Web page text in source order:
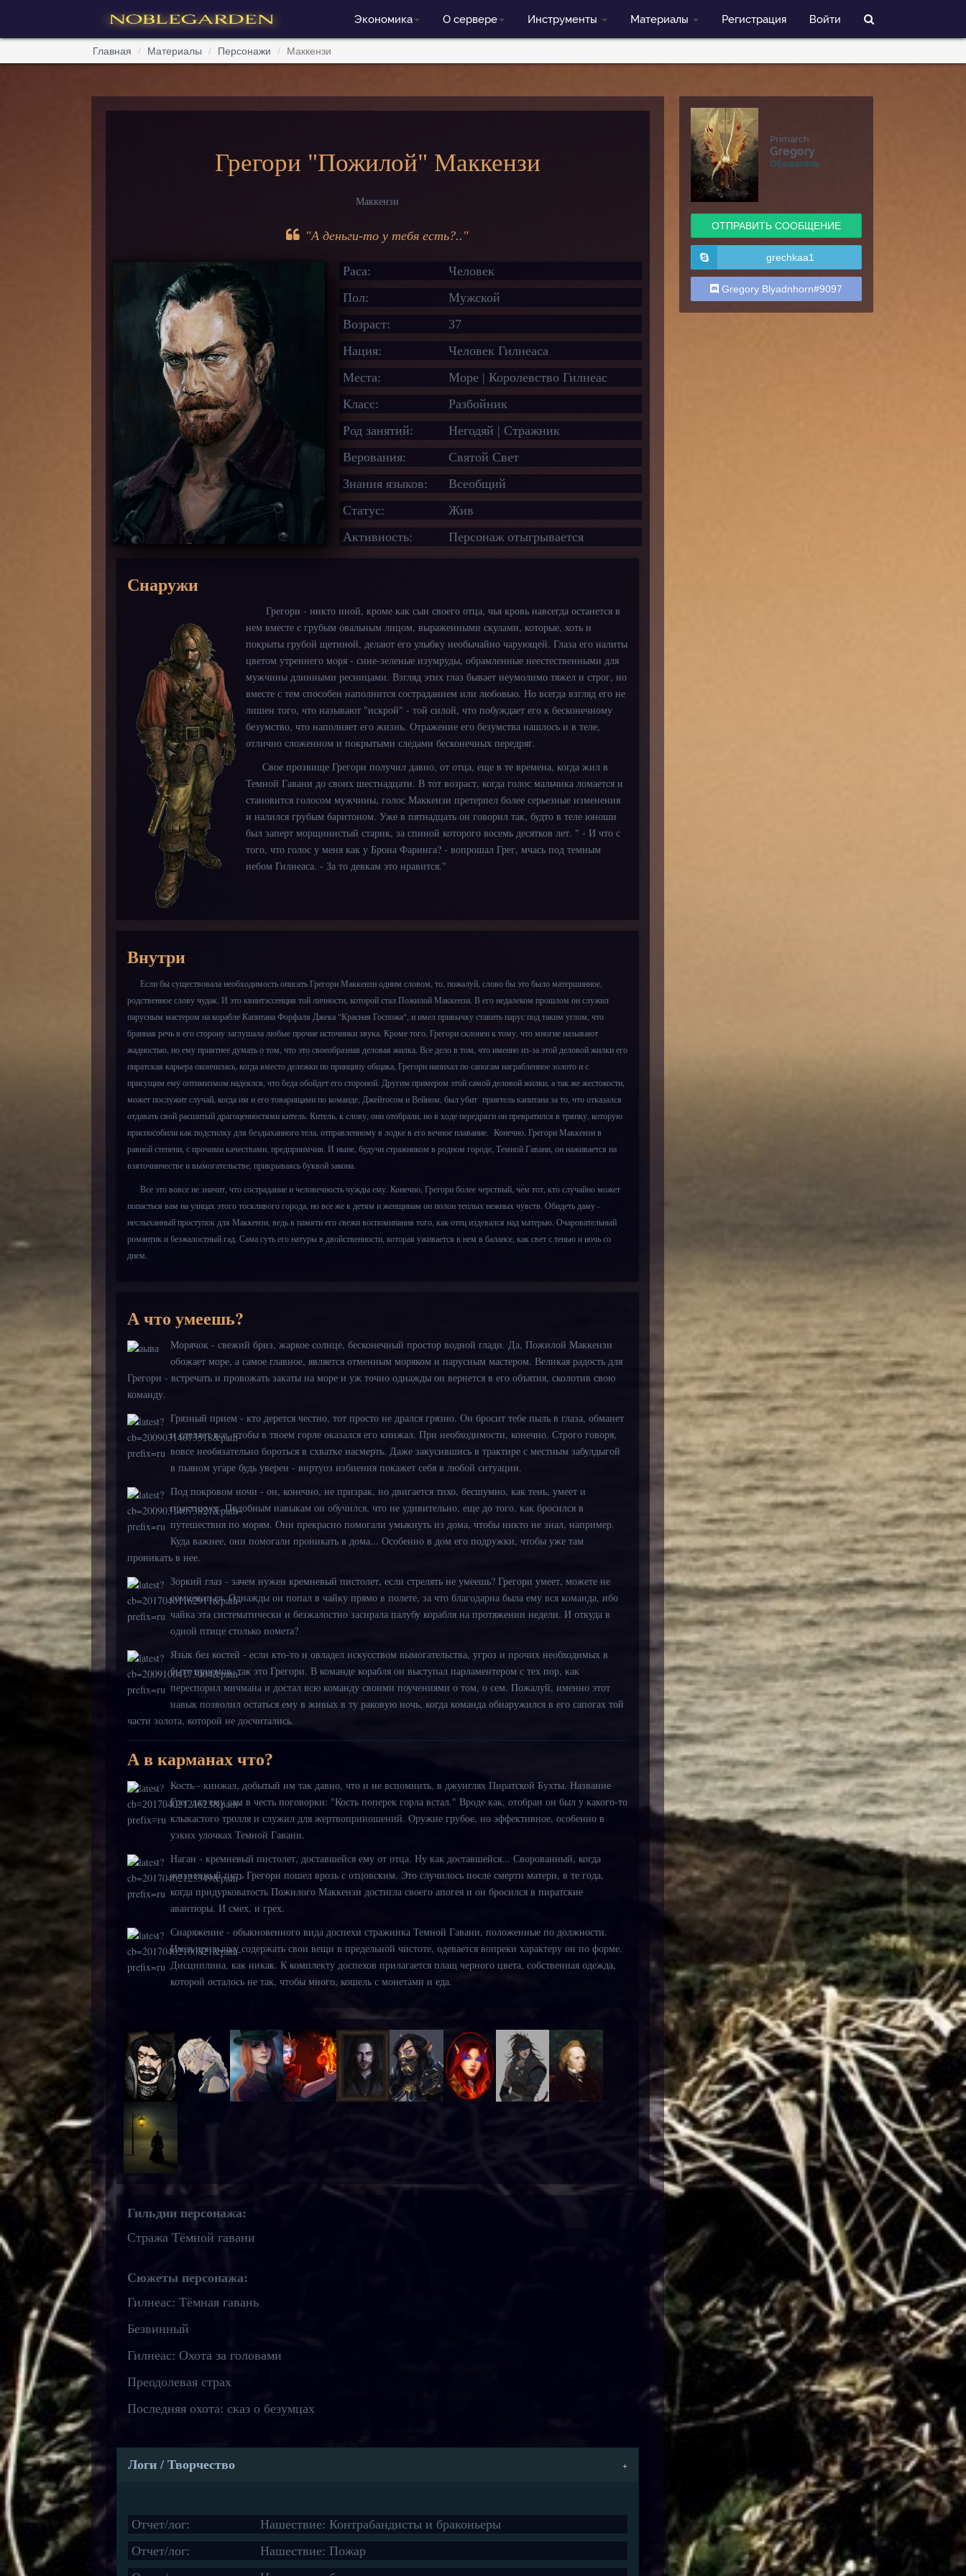
Экономика О сервере Инструменты Материалы Регистрация Войти
Главная Материалы Персонажи Маккензи
Грегори "Пожилой" Маккензи
Маккензи
"А деньги-то у тебя есть?.."
Раса:
Человек
Пол:
Мужской
Возраст:
37
Нация:
Человек Гилнеаса
Места:
Море | Королевство Гилнеас
Класс:
Разбойник
Род занятий:
Негодяй | Стражник
Верования:
Святой Свет
Знания языков:
Всеобщий
Статус:
Жив
Активность:
Персонаж отыгрывается
Снаружи
Грегори - никто иной, кроме как сын своего отца, чья кровь навсегда останется в
нем вместе с грубым овальным лицом, выраженными скулами, которые, хоть и
покрыты грубой щетиной, делают его улыбку необычайно чарующей. Глаза его налиты
цветом утреннего моря - сине-зеленые изумруды, обрамленные неестественными для
мужчины длинными ресницами. Взгляд этих глаз бывает неумолимо тяжел и строг, но
вместе с тем способен наполнится состраданием или любовью. Но всегда взгляд его не
лишен того, что называют "искрой" - той силой, что побуждает его к бесконечному
безумство, что наполняет его жизнь. Отражение его безумства нашлось и в теле,
отлично сложенном и покрытыми следами бесконечных передряг.
Свое прозвище Грегори получил давно, от отца, еще в те времена, когда жил в
Темной Гавани до своих шестнадцати. В тот возраст, когда голос мальчика ломается и
становится голосом мужчины, голос Маккензи претерпел более серьезные изменения
и налился грубым баритоном. Уже в пятнадцать он говорил так, будто в теле юноши
был заперт морщинистый старик, за спиной которого восемь десятков лет. " - И что с
того, что голос у меня как у Брона Фаринга? - вопрошал Грег, мчась под темным
небом Гилнеаса. - За то девкам это нравится."
Внутри
Если бы существовала необходимость описать Грегори Маккензи одним словом, то, пожалуй, слово бы это было матершинное,
родственное слову чудак. И это квинтэссенция той личности, которой стал Пожилой Маккензи. В его недалеком прошлом он служил
парусным мастером на корабле Капитана Форфаля Джека "Красная Госпожа", и имел привычку ставить парус под таким углом, что
бранная речь в его сторону заглушала любые прочие источники звука. Кроме того, Грегори склонен к тому, что многие называют
жадностью, но ему приятнее думать о том, что это своеобразная деловая жилка. Все дело в том, что именно из-за этой деловой жилки его
пиратская карьера окончилась, когда вместо дележки по принципу общака, Грегори напихал по сапогам награбленное золото и с
присущим ему оптимизмом надеялся, что беда обойдет его стороной. Другим примером этой самой деловой жилки, а так же жестокости,
может послужит случай, когда им и его товарищами по команде, Джейтосом и Вейном, был убит приятель капитана за то, что отказался
отдавать свой расшитый драгоценностями китель. Китель, к слову, они отобрали, но в ходе передряги он превратился в тряпку, которую
приспособили как подстилку для бездыханного тела, отправленному в лодке в его вечное плавание. Конечно, Грегори Маккензи в
равной степени, с прочими качествами, предприимчив. И ныне, будучи стражником в родном городе, Темной Гавани, он наживается на
взяточничестве и вымогательстве, прикрываясь буквой закона.
Все это вовсе не значит, что сострадание и человечность чужды ему. Конечно, Грегори более черствый, чем тот, кто случайно может
попасться вам на улицах этого тоскливого города, но все же к детям и женщинам он полон теплых нежных чувств. Обидеть даму -
неслыханный проступок для Маккензи, ведь в памяти его свежи воспоминания того, как отец издевался над матерью. Очаровательный
романтик и безжалостный гад. Сама суть его натуры в двойственности, которая уживается в нем в балансе, как свет с тенью и ночь со
днем.
А что умеешь?
Морячок - свежий бриз, жаркое солнце, бесконечный простор водной глади. Да, Пожилой Маккензи
обожает море, а самое главное, является отменным моряком и парусным мастером. Великая радость для
Грегори - встречать и провожать закаты на море и уж точно однажды он вернется в его объятия, сколотив свою
команду.
Грязный прием - кто дерется честно, тот просто не дрался грязно. Он бросит тебе пыль в глаза, обманет
и сделает все, чтобы в твоем горле оказался его кинжал. При необходимости, конечно. Строго говоря,
вовсе необязательно бороться в схватке насмерть. Даже закусившись в трактире с местным забулдыгой
в пьяном угаре будь уверен - виртуоз избиения покажет себя в любой ситуации.
Под покровом ночи - он, конечно, не призрак, но двигается тихо, бесшумно, как тень, умеет и
практикует. Подобным навыкам он обучился, что не удивительно, еще до того, как бросился в
путешествия по морям. Они прекрасно помогали умыкнуть из дома, чтобы никто не знал, например.
Куда важнее, они помогали проникать в дома... Особенно в дом его подружки, чтобы уже там
проникать в нее.
Зоркий глаз - зачем нужен кремневый пистолет, если стрелять не умеешь? Грегори умеет, можете не
сомневаться. Однажды он попал в чайку прямо в полете, за что благодарна была ему вся команда, ибо
чайка эта систематически и безжалостно засирала палубу корабля на протяжении недели. И откуда в
одной птице столько помета?
Язык без костей - если кто-то и овладел искусством вымогательства, угроз и прочих необходимых в
быту приемов, так это Грегори. В команде корабля он выступал парламентером с тех пор, как
переспорил мичмана и достал всю команду своими поучениями о том, о сем. Пожалуй, именно этот
навык позволил остаться ему в живых в ту раковую ночь, когда команда обнаружился в его сапогах той
части золота, которой не досчитались.
А в карманах что?
Кость - кинжал, добытый им так давно, что и не вспомнить, в джунглях Пиратской Бухты. Название
Грег дал ему сам в честь поговорки: "Кость поперек горла встал." Вроде как, отобран он был у какого-то
клыкастого тролля и служил для жертвоприношений. Оружие грубое, но эффективное, особенно в
узких улочках Темной Гавани.
Наган - кремневый пистолет, доставшейся ему от отца. Ну как доставшейся... Сворованный, когда
жизненный путь Грегори пошел врозь с отцовским. Это случилось после смерти матери, в те года,
когда придурковатость Пожилого Маккензи достигла своего апогея и он бросился в пиратские
авантюры. И смех, и грех.
Снаряжение - обыкновенного вида доспехи стражника Темной Гавани, положенные по должности.
Имея привычку содержать свои вещи в предельной чистоте, одевается вопреки характеру он по форме.
Дисциплина, как никак. К комплекту доспехов прилагается плащ черного цвета, собственная одежда,
которой осталось не так, чтобы много, кошель с монетами и еда.
Гильдии персонажа:
Стража Тёмной гавани
Сюжеты персонажа:
Гилнеас: Тёмная гавань
Безвинный
Гилнеас: Охота за головами
Преодолевая страх
Последняя охота: сказ о безумцах
Логи / Творчество
Отчет/лог:
Нашествие: Контрабандисты и браконьеры
Отчет/лог:
Нашествие: Пожар
Primarch
Gregory
Обыватель
ОТПРАВИТЬ СООБЩЕНИЕ
grechkaa1
Gregory Blyadnhorn#9097